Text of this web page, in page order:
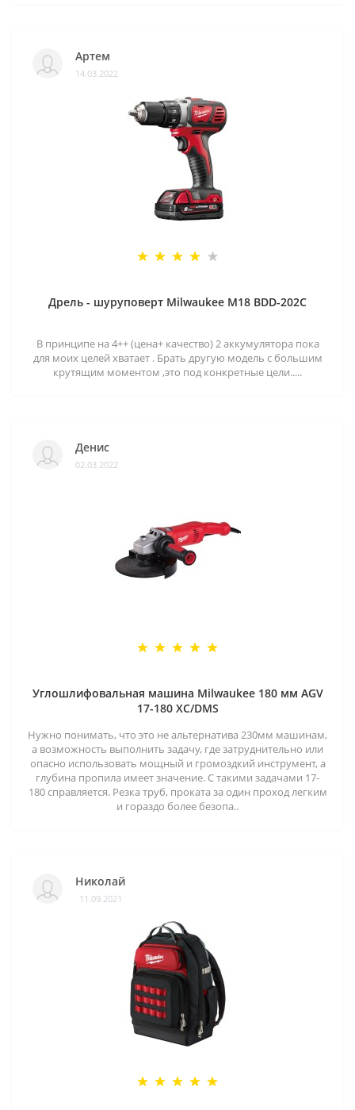
Артем
14.03.2022
Дрель - шуруповерт Milwaukee M18 BDD-202C
В принципе на 4++ (цена+ качество) 2 аккумулятора пока
для моих целей хватает . Брать другую модель с большим
крутящим моментом ,это под конкретные цели.....
Денис
02.03.2022
Углошлифовальная машина Milwaukee 180 мм AGV
17-180 XC/DMS
Нужно понимать, что это не альтернатива 230мм машинам,
а возможность выполнить задачу, где затруднительно или
опасно использовать мощный и громоздкий инструмент, а
глубина пропила имеет значение. С такими задачами 17-
180 справляется. Резка труб, проката за один проход легким
и гораздо более безопа..
Николай
11.09.2021